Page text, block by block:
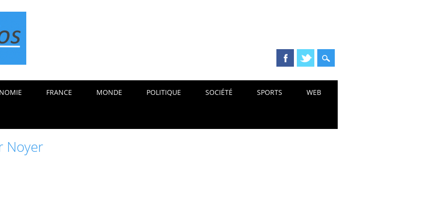
FRANCE MONDE POLITIQUE SOCIÉTÉ SPORTS WEB
Noyer